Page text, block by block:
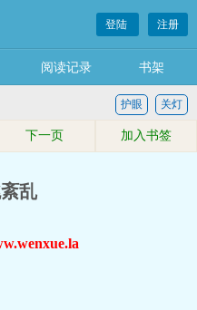
登陆 注册
阅读记录 书架
关灯
护眼
下一页 加入书签
乱